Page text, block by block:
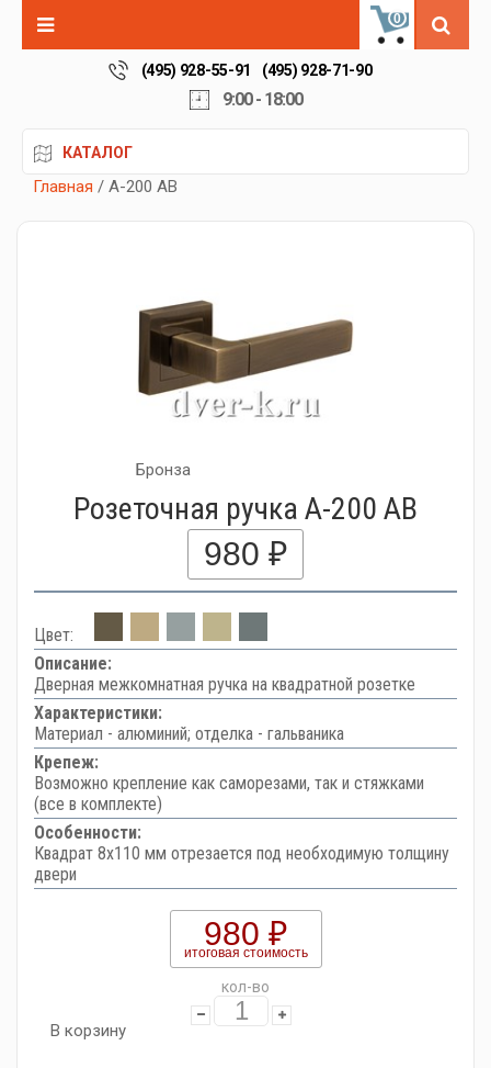
0
(495) 928-55-91 (495) 928-71-90
9:00 - 18:00
КАТАЛОГ
Главная / A-200 AB
Бронза
Розеточная ручка A-200 AB
980 ₽
Цвет:
Описание:
Дверная межкомнатная ручка на квадратной розетке
Характеристики:
Материал - алюминий; отделка - гальваника
Крепеж:
Возможно крепление как саморезами, так и стяжками
(все в комплекте)
Особенности:
Квадрат 8х110 мм отрезается под необходимую толщину
двери
980 ₽
итоговая стоимость
кол-во
В корзину